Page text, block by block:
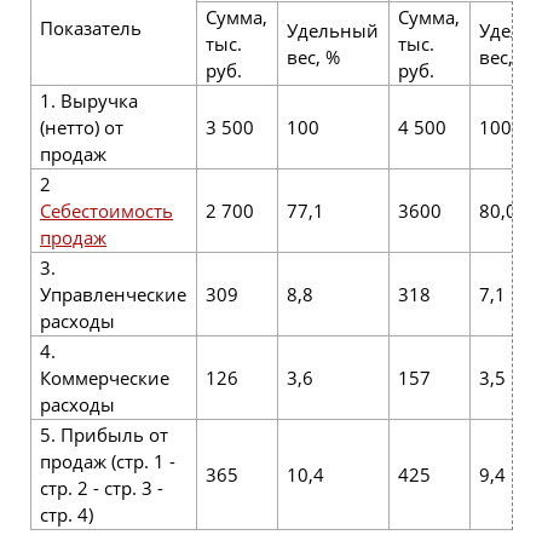
Показатель
Сумма,
тыс.
руб.
Удельный
вес, %
Сумма,
тыс.
руб.
вес, %
1. Выручка
(нетто) от
продаж
3 500 100 4 500 100
2
Себестоимость
продаж
2 700 77,1 3600 80,0
3.
Управленческие
расходы
309 8,8 318 7,1
4.
Коммерческие
расходы
126 3,6 157 3,5
5. Прибыль от
продаж (стр. 1 -
стр. 2 - стр. 3 -
стр. 4)
365 10,4 425 9,4